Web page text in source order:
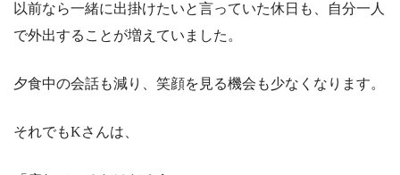
以前なら一緒に出掛けたいと言っていた休日も、自分一人
で外出することが増えていました。
夕食中の会話も減り、笑顔を見る機会も少なくなります。
それでもKさんは、